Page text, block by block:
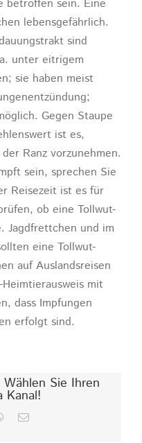
betroffen sein. Eine
lebensgefährlich.
sind
unter eitrigem
sie haben meist
Gegen Staupe
ist es,
Ranz vorzunehmen.
sein, sprechen Sie
Reisezeit ist es für
ob eine Tollwut-
Jagdfrettchen und im
eine Tollwut-
auf Auslandsreisen
mit
dass Impfungen
erfolgt sind.
Sie Ihren
Kanal!
WhatsApp
E-